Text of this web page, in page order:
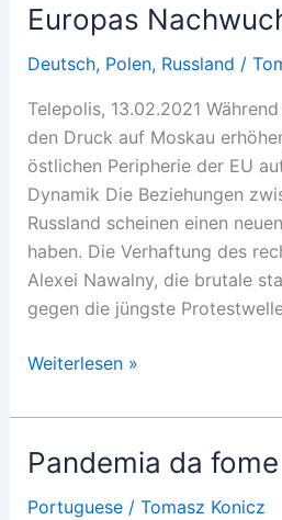
Regie
Europas
Deutsch, Polen, Russland /
Telepolis, 13.02.2021
den Druck auf Moskau
östlichen Peripherie der EU
Dynamik Die Beziehungen
Russland scheinen einen
haben. Die Verhaftung des
Alexei Nawalny, die brutale
gegen die jüngste
Europas
Putinisten
Weiterlesen »
Pandemia da fome
Portuguese/ Tomasz Konicz